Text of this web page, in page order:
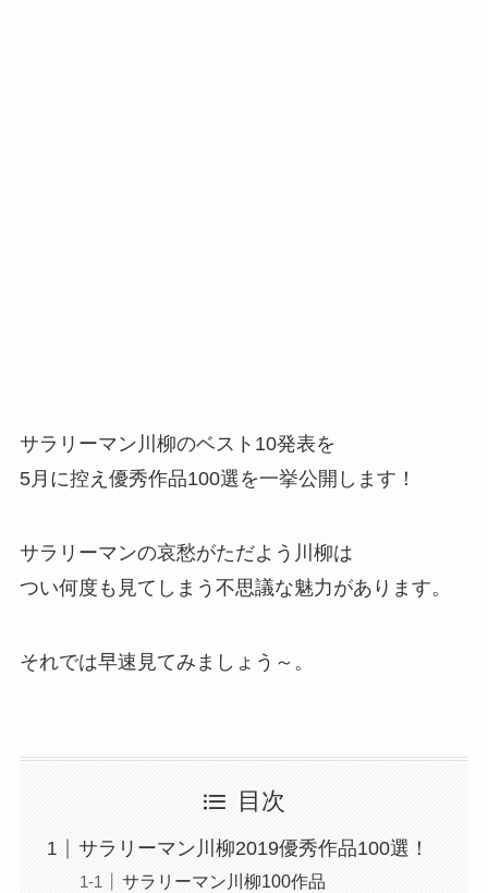
サラリーマン川柳のベスト10発表を
5月に控え優秀作品100選を一挙公開します！
サラリーマンの哀愁がただよう川柳は
つい何度も見てしまう不思議な魅力があります。
それでは早速見てみましょう～。
目次
サラリーマン川柳2019優秀作品100選！
サラリーマン川柳100作品